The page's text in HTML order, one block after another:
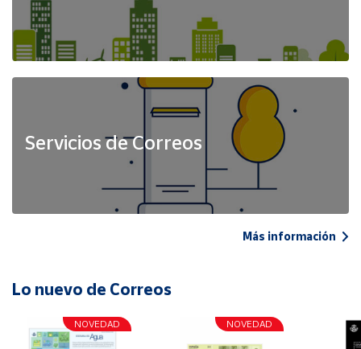
Servicios de Correos
Más información
Lo nuevo de Correos
NOVEDAD NOVEDAD